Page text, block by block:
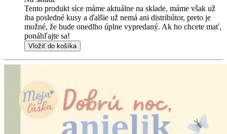
Tento produkt síce máme aktuálne na sklade, máme však už
iba posledné kusy a ďalšie už nemá ani distribútor, preto je
možné, že bude onedlho úplne vypredaný. Ak ho chcete mať,
ponáhľajte sa!
Vložiť do košíka